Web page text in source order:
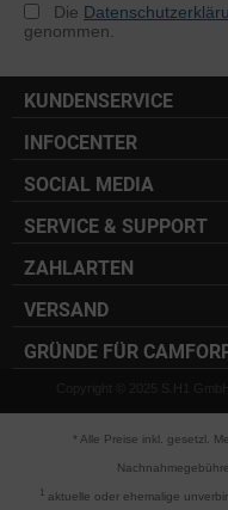
Die
genommen.
KUNDENSERVICE
INFOCENTER
SOCIAL MEDIA
SERVICE & SUPPORT
ZAHLARTEN
VERSAND
GRÜNDE FÜR
Copyright © 2025 S.H1
* Alle Preise inkl. gesetzl.
aktuelle oder ehemalige